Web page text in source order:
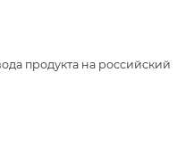
продукта на российский